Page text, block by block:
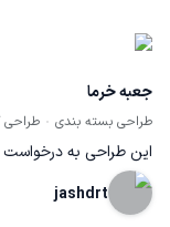
جعبه خرما
طراحی بسته بندی طراحی
این طراحی به
رنگ طلایی نشان دادن
jashdrt